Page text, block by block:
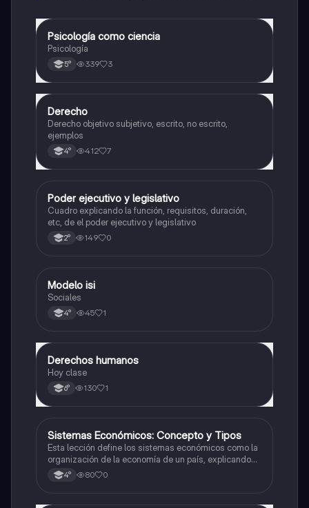
Filosofía
Psicología como ciencia
Psicología
5° 339 3
Ciencia Política
Derecho
Derecho objetivo subjetivo, escrito, no escrito,
ejemplos
4° 412 7
Ciencia Política
Poder ejecutivo y legislativo
Cuadro explicando la función, requisitos, duración,
etc, de el poder ejecutivo y legislativo
2° 149 0
Historia
Modelo isi
Sociales
4° 45 1
Ciencia Política
Derechos humanos
Hoy clase
6° 130 1
Ciencia Política
Sistemas Económicos: Concepto y Tipos
Esta lección define los sistemas económicos como la
organización de la economía de un país, explicando
su propósito de regular las actividades económicas y
abordando las preguntas fundamentales sobre
4° 80 0